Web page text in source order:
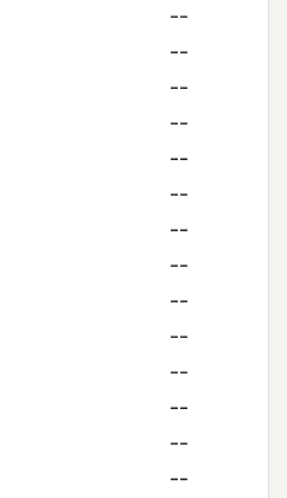
--
--
--
--
--
--
--
--
--
--
--
--
--
--